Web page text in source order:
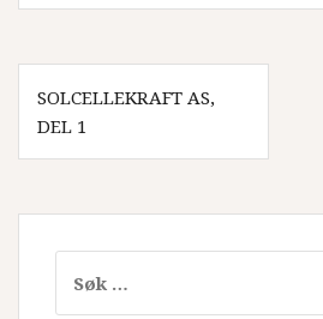
Innleggsnavigasjon
SOLCELLEKRAFT AS,
DEL 1
etter: